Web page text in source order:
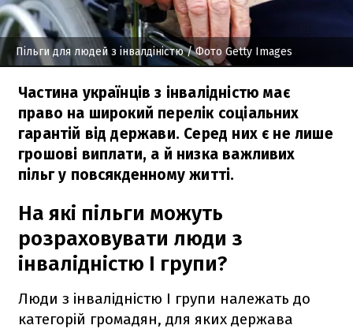
Пільги для людей з інвалдіністю/ Фото Getty Images
Частина українців з інвалідністю має
право на широкий перелік соціальних
гарантій від держави. Серед них є не лише
грошові виплати, а й низка важливих
пільг у повсякденному житті.
На які пільги можуть
розраховувати люди з
інвалідністю І групи?
Люди з інвалідністю І групи належать до
категорій громадян, для яких держава